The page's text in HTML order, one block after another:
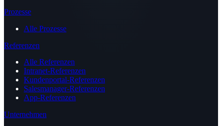
Prozesse
Alle Prozesse
Referenzen
Alle Referenzen
Intranet-Referenzen
Kundenportal-Referenzen
Salesmanager-Referenzen
App-Referenzen
Unternehmen